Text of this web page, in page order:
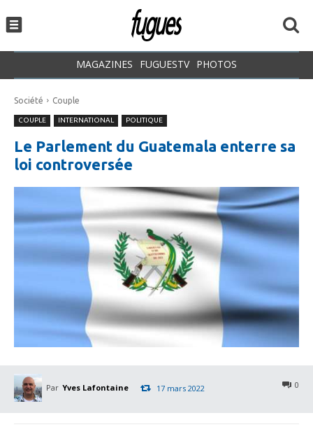
MAGAZINES FUGUESTV PHOTOS
Société Couple
COUPLE INTERNATIONAL POLITIQUE
Le Parlement du Guatemala enterre sa
loi controversée
Par Yves Lafontaine 0
17 mars 2022